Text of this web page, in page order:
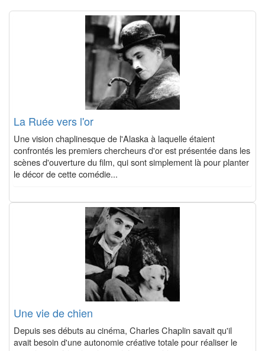
La Ruée vers l'or
Une vision chaplinesque de l'Alaska à laquelle étaient
confrontés les premiers chercheurs d'or est présentée dans les
scènes d'ouverture du film, qui sont simplement là pour planter
le décor de cette comédie...
Une vie de chien
Depuis ses débuts au cinéma, Charles Chaplin savait qu'il
avait besoin d'une autonomie créative totale pour réaliser le